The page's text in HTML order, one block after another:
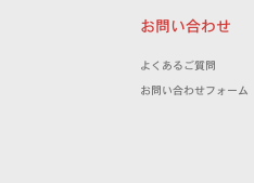
お問い合わせ
よくあるご質問
お問い合わせフォーム